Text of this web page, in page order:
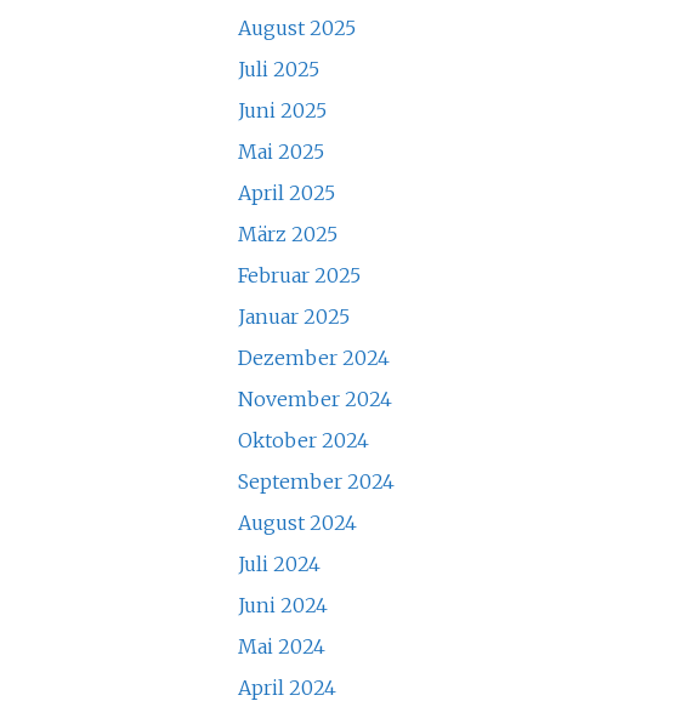
August 2025
Juli 2025
Juni 2025
Mai 2025
April 2025
März 2025
Februar 2025
Januar 2025
Dezember 2024
November 2024
Oktober 2024
September 2024
August 2024
Juli 2024
Juni 2024
Mai 2024
April 2024